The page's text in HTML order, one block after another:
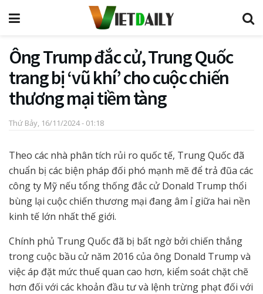
Ông Trump đắc cử, Trung Quốc
trang bị ‘vũ khí’ cho cuộc chiến
thương mại tiềm tàng
Thứ Bảy, 16/11/2024 - 01:18
Theo các nhà phân tích rủi ro quốc tế, Trung Quốc đã
chuẩn bị các biện pháp đối phó mạnh mẽ để trả đũa các
công ty Mỹ nếu tổng thống đắc cử Donald Trump thổi
bùng lại cuộc chiến thương mại đang âm ỉ giữa hai nền
kinh tế lớn nhất thế giới.
Chính phủ Trung Quốc đã bị bất ngờ bởi chiến thắng
trong cuộc bầu cử năm 2016 của ông Donald Trump và
việc áp đặt mức thuế quan cao hơn, kiểm soát chặt chẽ
hơn đối với các khoản đầu tư và lệnh trừng phạt đối với